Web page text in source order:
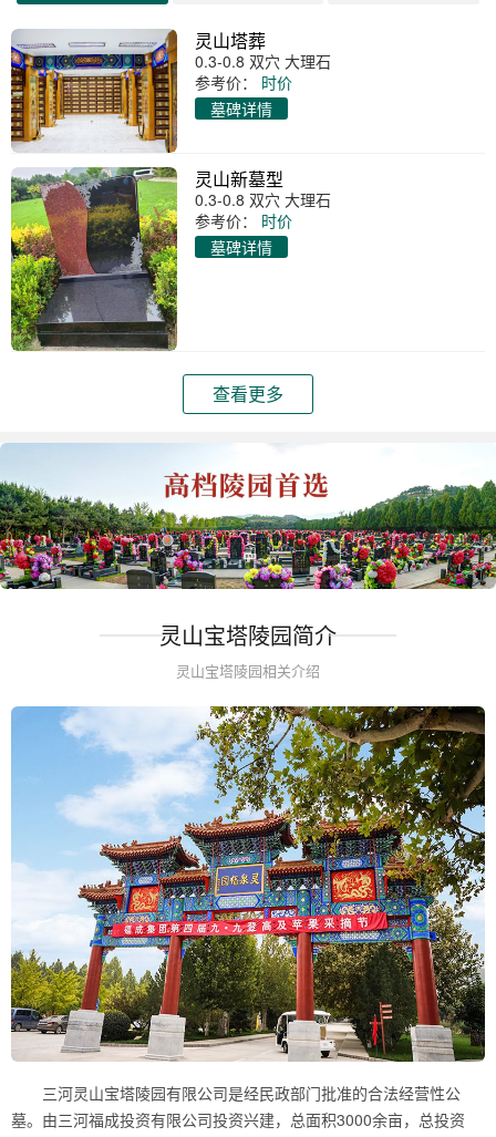
灵山塔葬
0.3-0.8 双穴 大理石
参考价：
时价
墓碑详情
灵山新墓型
0.3-0.8 双穴 大理石
参考价：
时价
墓碑详情
查看更多
灵山宝塔陵园简介
灵山宝塔陵园相关介绍
三河灵山宝塔陵园有限公司是经民政部门批准的合法经营性公
墓。由三河福成投资有限公司投资兴建，总面积3000余亩，总投资